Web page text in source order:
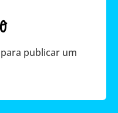
para publicar um